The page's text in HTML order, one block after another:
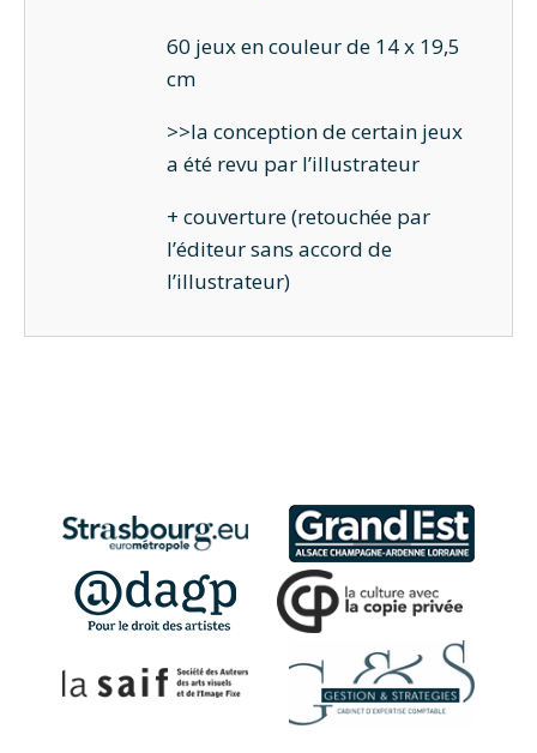
60 jeux en couleur de 14 x 19,5
cm
>>la conception de certain jeux
a été revu par l’illustrateur
+ couverture (retouchée par
l’éditeur sans accord de
l’illustrateur)